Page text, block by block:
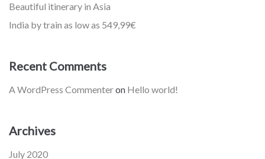
Beautiful itinerary in Asia
India by train as low as 549,99€
Recent Comments
A WordPress Commenteron Hello world!
Archives
July 2020